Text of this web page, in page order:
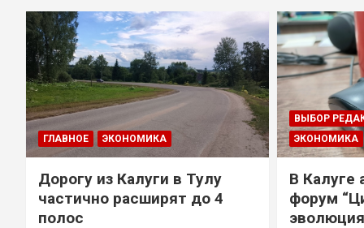
ГЛАВНОЕ ЭКОНОМИКА
Дорогу из Калуги в Тулу
частично расширят до 4
полос
ВЫБОР
ЭКОНОМИКА
В Калуге
форум